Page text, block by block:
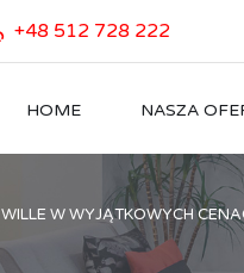
+48 512 728 222
HOME NASZA
WILLE W WYJĄTKOWYCH